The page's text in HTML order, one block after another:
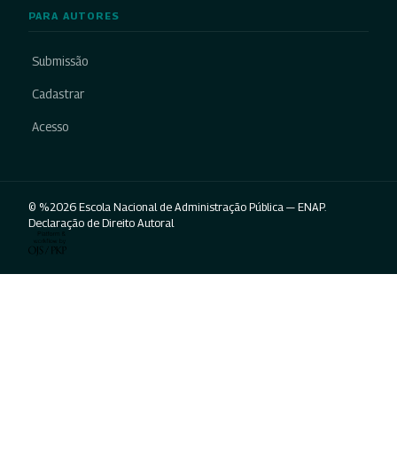
PARA AUTORES
Submissão
Cadastrar
Acesso
© %2026 Escola Nacional de Administração Pública — ENAP.
Declaração de Direito Autoral